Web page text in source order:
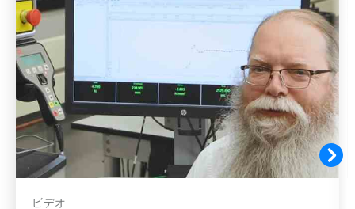
ビデオ